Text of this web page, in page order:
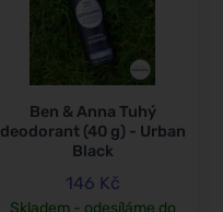
Ben & Anna Tuhý
deodorant (40 g) - Urban
Black
146 Kč
Skladem - odesíláme do